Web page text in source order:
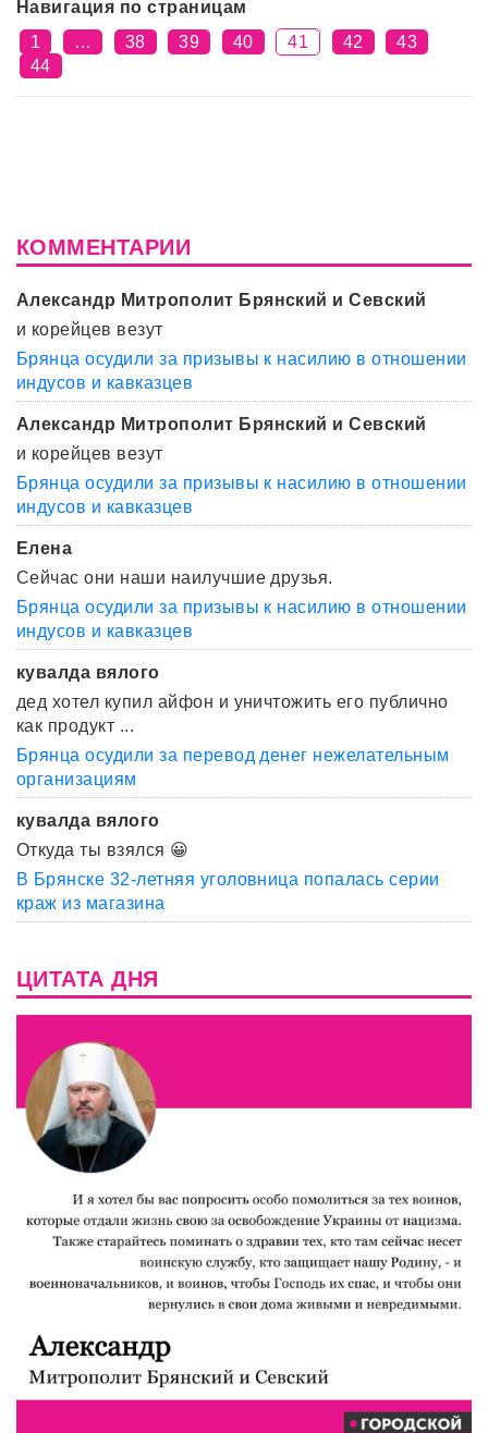
Навигация по страницам
1
… 38 39 40 41 42
43
44
КОММЕНТАРИИ
Александр Митрополит Брянский и Севский
и корейцев везут
Брянца осудили за призывы к насилию в отношении
индусов и кавказцев
Александр Митрополит Брянский и Севский
и корейцев везут
Брянца осудили за призывы к насилию в отношении
индусов и кавказцев
Елена
Сейчас они наши наилучшие друзья.
Брянца осудили за призывы к насилию в отношении
индусов и кавказцев
кувалда вялого
дед хотел купил айфон и уничтожить его публично
как продукт ...
Брянца осудили за перевод денег нежелательным
организациям
кувалда вялого
Откуда ты взялся 😀
В Брянске 32-летняя уголовница попалась серии
краж из магазина
ЦИТАТА ДНЯ